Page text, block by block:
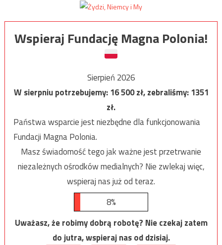
Wspieraj Fundację Magna Polonia!
Sierpień 2026
W sierpniu potrzebujemy:16 500zł, zebraliśmy:1351
zł.
Państwa wsparcie jest niezbędne dla funkcjonowania
Fundacji Magna Polonia.
Masz świadomość tego jak ważne jest przetrwanie
niezależnych ośrodków medialnych? Nie zwlekaj więc,
wspieraj nas już od teraz.
8%
Uważasz, że robimy dobrą robotę? Nie czekaj zatem
do jutra, wspieraj nas od dzisiaj.